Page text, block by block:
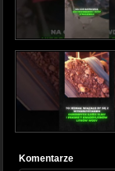
Komentarze